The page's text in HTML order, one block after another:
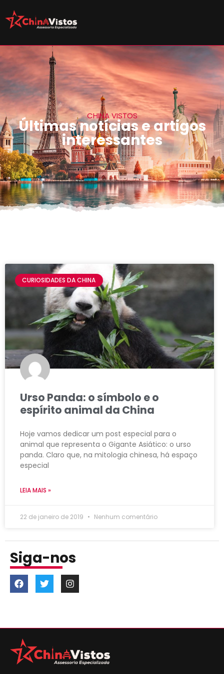
CHINA VISTOS
Últimas notícias e artigos
interessantes
CURIOSIDADES DA CHINA
Urso Panda: o símbolo e o
espírito animal da China
Hoje vamos dedicar um post especial para o
animal que representa o Gigante Asiático: o urso
panda. Claro que, na mitologia chinesa, há espaço
especial
LEIA MAIS »
22 de janeiro de 2019 Nenhum comentário
Siga-nos